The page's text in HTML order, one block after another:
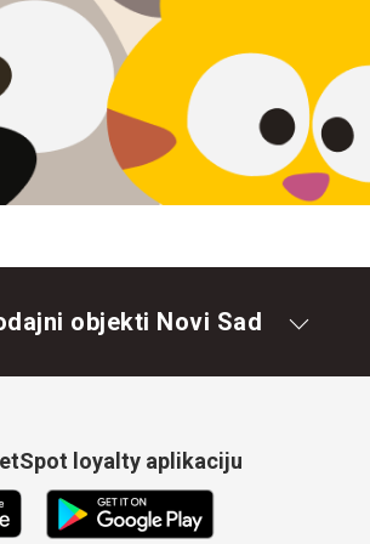
objekti Novi Sad
loyalty aplikaciju